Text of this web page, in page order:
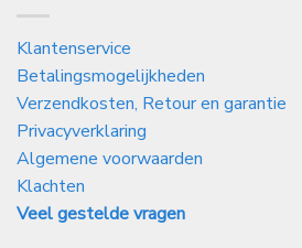
Klantenservice
Betalingsmogelijkheden
Verzendkosten, Retour en garantie
Privacyverklaring
Algemene voorwaarden
Klachten
Veel gestelde vragen